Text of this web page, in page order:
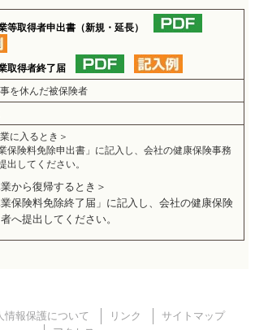
等取得者申出書（新規・延長）
取得者終了届
を休んだ被保険者
に入るとき＞
保険料免除申出書」に記入し、会社の健康保険事務
出してください。
から復帰するとき＞
業保険料免除終了届」に記入し、会社の健康保険
へ提出してください。
情報保護について リンク
サイトマップ